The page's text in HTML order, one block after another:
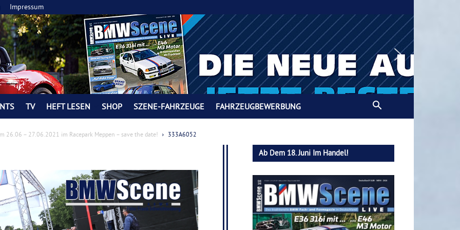
Impressum
TV HEFT LESEN SHOP SZENE-FAHRZEUGE FAHRZEUGBEWERBUNG
26.06 – 27.06.2021 im Racepark Meppen – save the date! 333A6052
Ab Dem 18. Juni Im Handel!